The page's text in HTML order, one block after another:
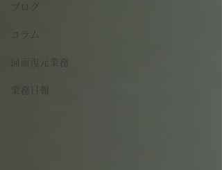
ブログ
コラム
図面復元業務
業務日報